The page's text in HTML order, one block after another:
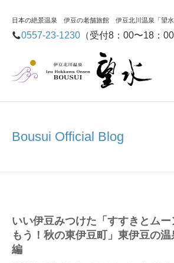
日本の絶景温泉 伊豆の老舗旅館 伊豆北川温泉「望水
0557-23-1230 （受付8：00〜18：00
Bousui Official Blog
いい伊豆みつけた「すすきとム
もう！秋の東伊豆町」東伊豆の温
編